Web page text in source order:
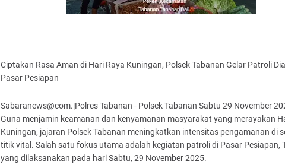
Ciptakan Rasa Aman di Hari Raya Kuningan, Polsek Tabanan Gelar Patroli
Pasar Pesiapan
Sabaranews@com.|Polres Tabanan - Polsek Tabanan Sabtu 29 November
Guna menjamin keamanan dan kenyamanan masyarakat yang merayakan
Kuningan, jajaran Polsek Tabanan meningkatkan intensitas pengamanan di
titik vital. Salah satu fokus utama adalah kegiatan patroli di Pasar Pesiapan,
yang dilaksanakan pada hari Sabtu, 29 November 2025.